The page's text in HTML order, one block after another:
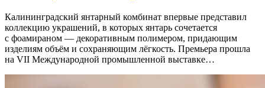
Калининградский янтарный комбинат впервые представил
коллекцию украшений, в которых янтарь сочетается
с фоамираном — декоративным полимером, придающим
изделиям объём и сохраняющим лёгкость. Премьера прошла
на VII Международной промышленной выставке…